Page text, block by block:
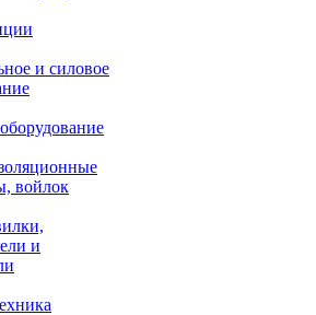
и силовое
войлок
и